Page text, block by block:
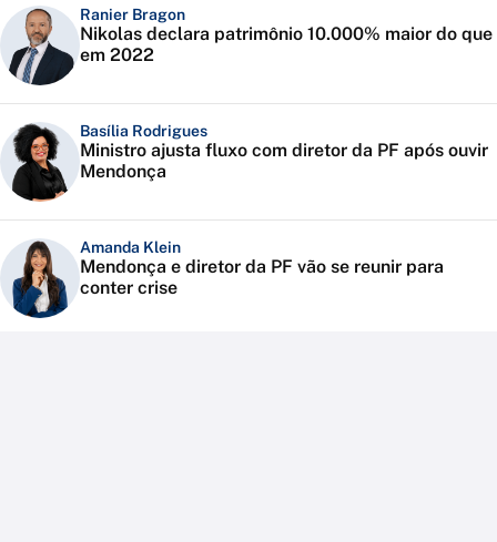
Ranier Bragon
Nikolas declara patrimônio 10.000% maior do que
em 2022
Basília Rodrigues
Ministro ajusta fluxo com diretor da PF após ouvir
Mendonça
Amanda Klein
Mendonça e diretor da PF vão se reunir para
conter crise